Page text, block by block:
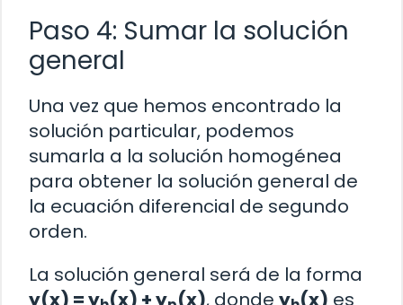
Paso 4: Sumar la solución
general
Una vez que hemos encontrado la
solución particular, podemos
sumarla a la solución homogénea
para obtener la solución general de
la ecuación diferencial de segundo
orden.
La solución general será de la forma
y(x) = y (x) + y (x), donde y (x) es